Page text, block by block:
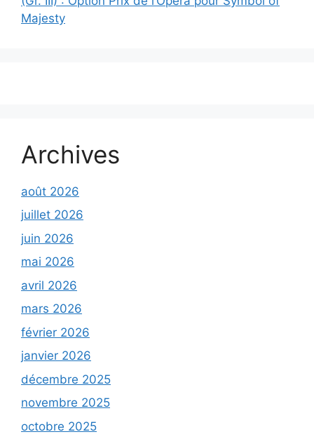
Majesty
Archives
août 2026
juillet 2026
juin 2026
mai 2026
avril 2026
mars 2026
février 2026
janvier 2026
décembre 2025
novembre 2025
octobre 2025